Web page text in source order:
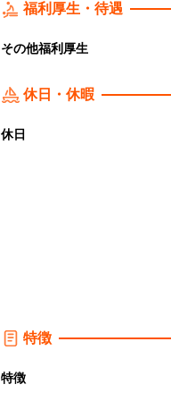
福利厚生・待遇
その他福利厚生
休日・休暇
休日
特徴
特徴